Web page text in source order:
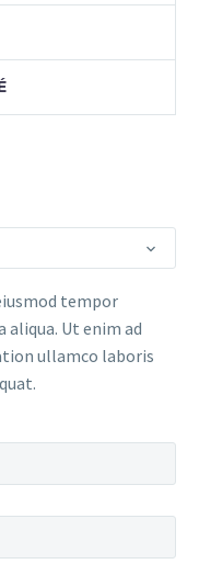
tempor
Ut enim ad
ullamco laboris